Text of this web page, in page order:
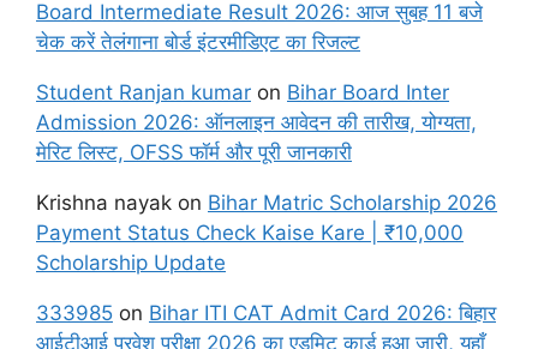
Board Intermediate Result 2026: आज सुबह 11 बजे
चेक करें तेलंगाना बोर्ड इंटरमीडिएट का रिजल्ट
Student Ranjan kumar on Bihar Board Inter
Admission 2026: ऑनलाइन आवेदन की तारीख, योग्यता,
मेरिट लिस्ट, OFSS फॉर्म और पूरी जानकारी
Krishna nayak on Bihar Matric Scholarship 2026
Payment Status Check Kaise Kare | ₹10,000
Scholarship Update
333985 on Bihar ITI CAT Admit Card 2026: बिहार
आईटीआई प्रवेश परीक्षा 2026 का एडमिट कार्ड हुआ जारी, यहाँ